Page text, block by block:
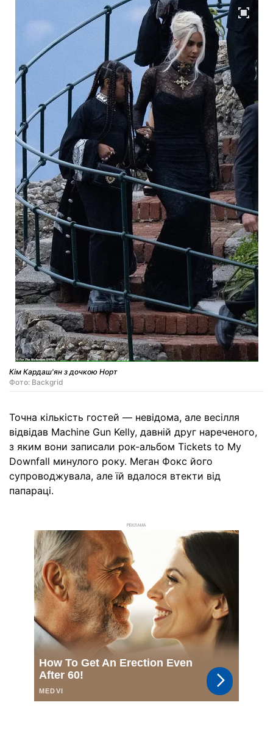
Кім Кардаш'ян з дочкою Норт
Фото: Backgrid
Точна кількість гостей — невідома, але весілля
відвідав Machine Gun Kelly, давній друг нареченого,
з яким вони записали рок-альбом Tickets to My
Downfall минулого року. Меган Фокс його
супроводжувала, але їй вдалося втекти від
папараці.
РЕКЛАМА